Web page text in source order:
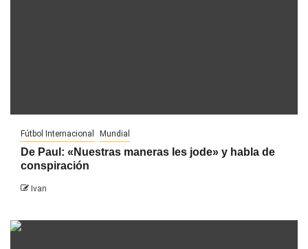
Fútbol Internacional Mundial
De Paul: «Nuestras maneras les jode» y habla de
conspiración
Ivan